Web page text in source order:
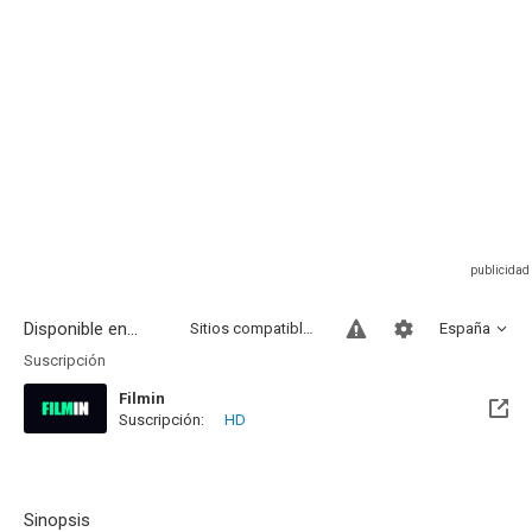
Disponible en... España
Sitios compatibles
Suscripción
Filmin
Disponible hasta el Mié, 31 Dic 2031 (Quedan 5 años)
Suscripción: HD
Sinopsis